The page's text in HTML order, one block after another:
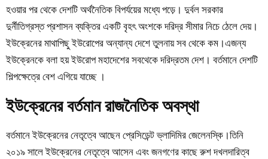
হওয়ার পর থেকে দেশটি অর্থনৈতিক বিপর্যয়ের মধ্যে পড়ে। দুর্বল সরকার
দুর্নীতিগ্রস্ত প্রশাসন ব্যক্তির একটি বৃহৎ অংশকে দরিদ্র সীমার নিচে ঠেলে দেয়।
ইউক্রেনের মাথাপিছু ইউরোপের অন্যান্য দেশে তুলনায় সব থেকে কম।এজন্য
ইউক্রেনকে বলা হয় ইউরোপ মহাদেশের সবথেকে দরিদ্রতম দেশ। বর্তমানে দেশটি
শিল্পক্ষেত্রে বেশ এগিয়ে যাচ্ছে ।
ইউক্রেনের বর্তমান রাজনৈতিক অবস্থা
বর্তমানে ইউক্রেনের নেতৃত্বে আছেন প্রেসিডেন্ট ভ্লাদিমির জেলেনস্কি।তিনি
২০১৯ সালে ইউক্রেনের নেতৃত্বে আসেন এবং জনগণের কাছে রুশ দখলদারিত্ব